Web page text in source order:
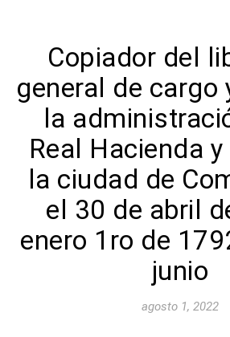
Copiador del
general de cargo
la
Real Hacienda
la ciudad de
el 30 de abril
enero 1ro de
junio
agosto 1, 2022